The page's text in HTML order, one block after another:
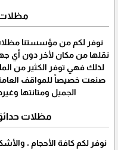
مظلات
نوفر لكم من مؤسستنا مظلات
نقلها من مكان لأخر دون أي
لذلك فهي توفر الكثير من
صنعت خصيصاً للمواقف
الجميل ومتانتها
مظلات
نوفر لكم كافة الأحجام ،